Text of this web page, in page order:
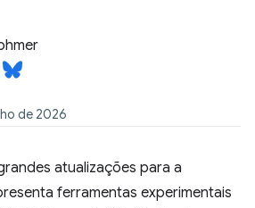
de 2026
atualizações para a
ferramentas experimentais